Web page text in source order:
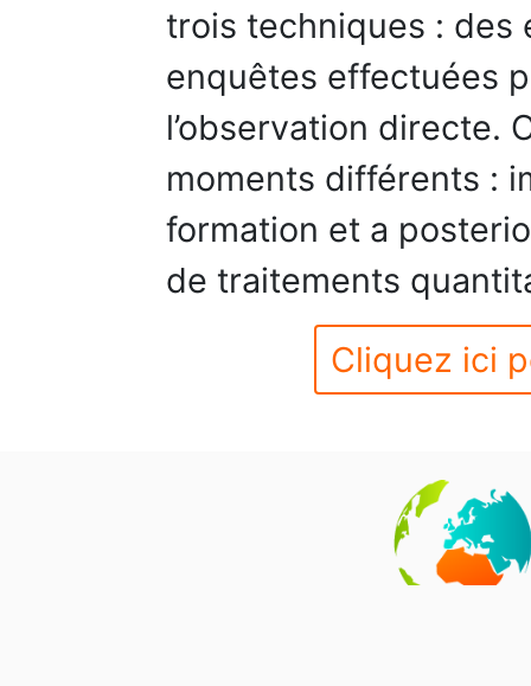
trois techniques : des
enquêtes effectuées
l’observation directe.
moments différents :
formation et a
de traitements
Cliquez ici